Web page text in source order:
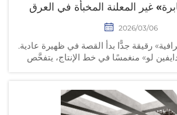
غير المعلنة المخبأة في العرق
2026/03/06
رقيقة جدًّا بدأ القصة في ظهيرة عادية.
لو» منغمسًا في خط الإنتاج، يتفحَّص